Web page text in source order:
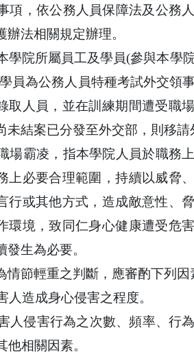
項，依公務人員保障法及公務
辦法相關規定辦理。
學院所屬員工及學員(參與本學
員為公務人員特種考試外交領
取人員，並在訓練期間遭受職
未結案已分發至外交部，則移
場霸凌，指本學院人員於職務
上必要合理範圍，持續以威脅
行或其他方式，造成敵意性、
環境，致同仁身心健康遭受危
發生為必要。
情節輕重之判斷，應審酌下列因
人造成身心侵害之程度。
人侵害行為之次數、頻率、行
他相關因素。